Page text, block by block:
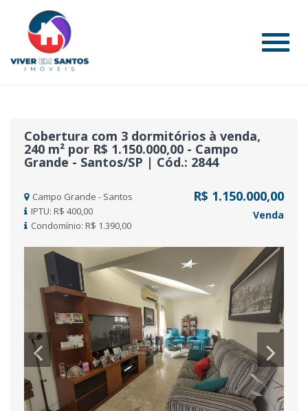
#
Cobertura com 3 dormitórios à venda,
240 m² por R$ 1.150.000,00 - Campo
Grande - Santos/SP | Cód.: 2844
Campo Grande - Santos
IPTU: R$ 400,00
Condomínio: R$ 1.390,00
R$ 1.150.000,00
Venda
Previous